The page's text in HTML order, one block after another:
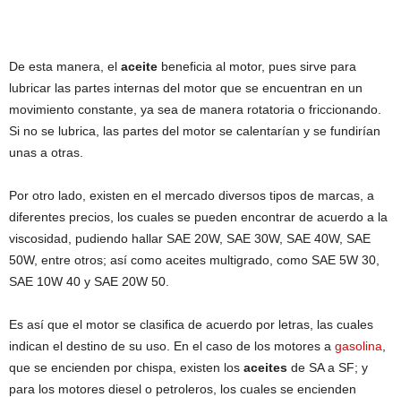
De esta manera, el aceite beneficia al motor, pues sirve para
lubricar las partes internas del motor que se encuentran en un
movimiento constante, ya sea de manera rotatoria o friccionando.
Si no se lubrica, las partes del motor se calentarían y se fundirían
unas a otras.
Por otro lado, existen en el mercado diversos tipos de marcas, a
diferentes precios, los cuales se pueden encontrar de acuerdo a la
viscosidad, pudiendo hallar SAE 20W, SAE 30W, SAE 40W, SAE
50W, entre otros; así como aceites multigrado, como SAE 5W 30,
SAE 10W 40 y SAE 20W 50.
Es así que el motor se clasifica de acuerdo por letras, las cuales
indican el destino de su uso. En el caso de los motores a gasolina
que se encienden por chispa, existen los aceites de SA a SF; y
para los motores diesel o petroleros, los cuales se encienden